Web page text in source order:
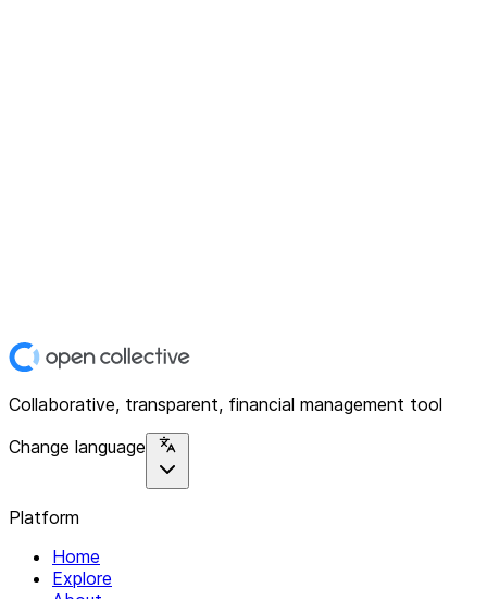
Collaborative, transparent, financial management tool
Change language
Platform
Home
Explore
About